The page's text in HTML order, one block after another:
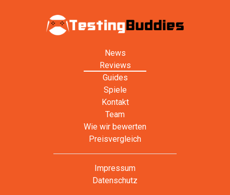
News
Reviews
Guides
Spiele
Kontakt
Team
Wie wir bewerten
Preisvergleich
Impressum
Datenschutz